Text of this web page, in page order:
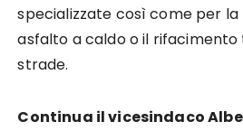
specializzate così come per
asfalto a caldo o il
strade.
Continua il vicesindaco